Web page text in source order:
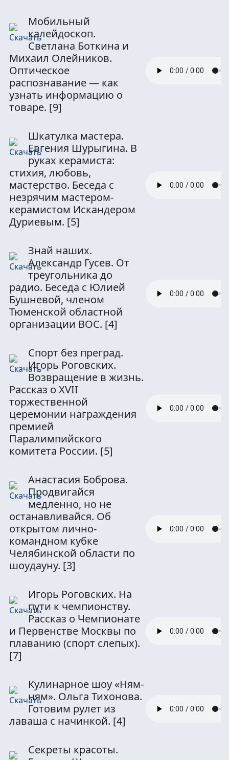
Мобильный
калейдоскоп.
Светлана Боткина и
Михаил Олейников.
Оптическое
распознавание — как
узнать информацию о
товаре. [9]
Шкатулка мастера.
Евгения Шурыгина. В
руках керамиста:
стихия, любовь,
мастерство. Беседа с
незрячим мастером-
керамистом Искандером
Дуриевым. [5]
Знай наших.
Александр Гусев. От
треугольника до
радио. Беседа с Юлией
Бушневой, членом
Тюменской областной
организации ВОС. [4]
Спорт без преград.
Игорь Роговских.
Возвращение в жизнь.
Рассказ о XVII
торжественной
церемонии награждения
премией
Паралимпийского
комитета России. [5]
Анастасия Боброва.
Продвигайся
медленно, но не
останавливайся. Об
открытом лично-
командном кубке
Челябинской области по
шоудауну. [3]
Игорь Роговских. На
пути к чемпионству.
Рассказ о Чемпионате
и Первенстве Москвы по
плаванию (спорт слепых).
[7]
Кулинарное шоу «Ням-
ням». Ольга Тихонова.
Готовим рулет из
лаваша с начинкой. [4]
Секреты красоты.